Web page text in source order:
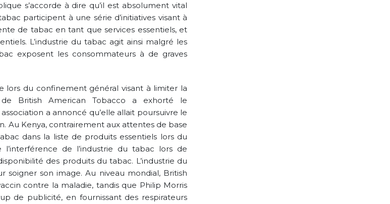
s’accorde à dire qu’il est absolument vital
participent à une série d’initiatives visant à
de tabac en tant que services essentiels, et
L’industrie du tabac agit ainsi malgré les
exposent les consommateurs à de graves
lors du confinement général visant à limiter la
British American Tobacco a exhorté le
a annoncé qu’elle allait poursuivre le
Au Kenya, contrairement aux attentes de base
dans la liste de produits essentiels lors du
de l’industrie du tabac lors de
des produits du tabac. L’industrie du
son image. Au niveau mondial, British
contre la maladie, tandis que Philip Morris
de publicité, en fournissant des respirateurs